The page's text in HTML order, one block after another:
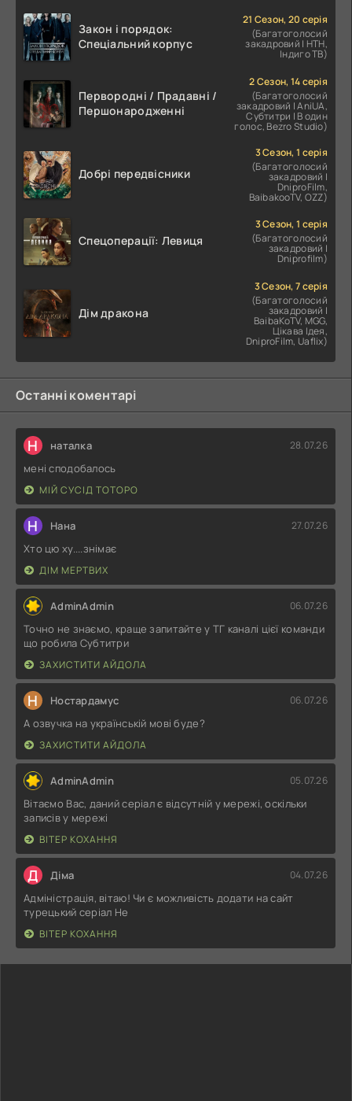
Закон і порядок:
Спеціальний корпус
21 Сезон, 20 серія
(Багатоголосий
закадровий | НТН,
Індиго ТВ)
Первородні / Прадавні /
Першонародженні
2 Сезон, 14 серія
(Багатоголосий
закадровий | AniUA,
Субтитри | В один
голос, Bezro Studio)
Добрі передвісники
3 Сезон, 1 серія
(Багатоголосий
закадровий |
DniproFilm,
BaibakooTV, OZZ)
Спецоперації: Левиця
3 Сезон, 1 серія
(Багатоголосий
закадровий |
Dniprofilm)
Дім дракона
3 Сезон, 7 серія
(Багатоголосий
закадровий |
BaibaKoTV, MGG,
Цікава Ідея,
DniproFilm, Uaflix)
Останні коментарі
Н наталка 28.07.26
мені сподобалось
МІЙ СУСІД ТОТОРО
Н Нана 27.07.26
Хто цю ху....знімає
ДІМ МЕРТВИХ
AdminAdmin 06.07.26
Точно не знаємо, краще запитайте у ТГ каналі цієї команди
що робила Субтитри
ЗАХИСТИТИ АЙДОЛА
Н Ностардамус 06.07.26
А озвучка на українській мові буде?
ЗАХИСТИТИ АЙДОЛА
AdminAdmin 05.07.26
Вітаємо Вас, даний серіал є відсутній у мережі, оскільки
записів у мережі
ВІТЕР КОХАННЯ
Д Діма 04.07.26
Адміністрація, вітаю! Чи є можливість додати на сайт
турецький серіал Не
ВІТЕР КОХАННЯ